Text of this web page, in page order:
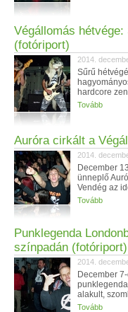
Végállomás
(fotóriport)
2014.
Sűrű
hardcore
Tovább
Auróra cirkált a
2014.
December
ünneplő
Vendég az
Tovább
Punklegenda
színpadán (fotóriport)
2014.
December
alakult,
Tovább